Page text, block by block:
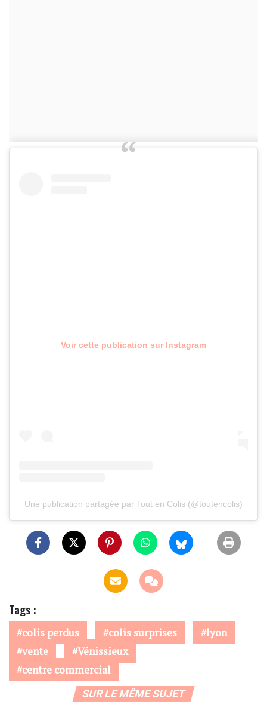
Voir cette publication sur Instagram
Une publication partagée par Tout en Colis (@toutencolis)
Tags :
colis perdus colis surprises
lyon
vente
Vénissieux
centre commercial
SUR LE MÊME SUJET